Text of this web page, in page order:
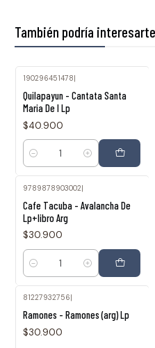
También podría
190296451478|
Quilapayun - Cantata Santa
Maria De I Lp
$40.900
Cantidad
9789878903002|
Cafe Tacuba - Avalancha De
Lp+libro Arg
$30.900
Cantidad
81227932756
Ramones - Ramones (arg) Lp
$30.900